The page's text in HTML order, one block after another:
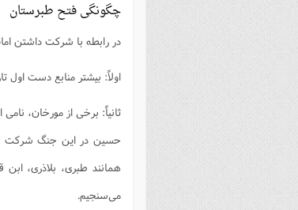
چگونگی فتح طبرستان
در رابطه با شرکت داشتن
اولاً: بیشتر منابع دست اول
ثانیاً: برخی از مورخان،
حسین در این جنگ شرکت
همانند طبری، بلاذری،
می‌سنجیم.